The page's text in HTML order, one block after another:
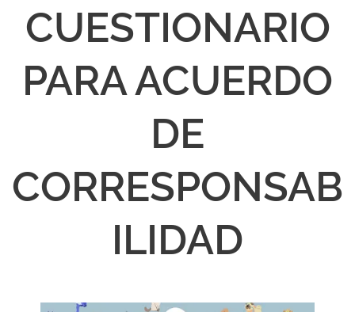
CUESTIONARIO
PARA ACUERDO
DE
CORRESPONSAB
ILIDAD